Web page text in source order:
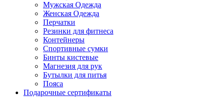
Мужская Одежда
Женская Одежда
Перчатки
Резинки для фитнеса
Контейнеры
Спортивные сумки
Бинты кистевые
Магнезия для рук
Бутылки для питья
Пояса
Подарочные сертификаты